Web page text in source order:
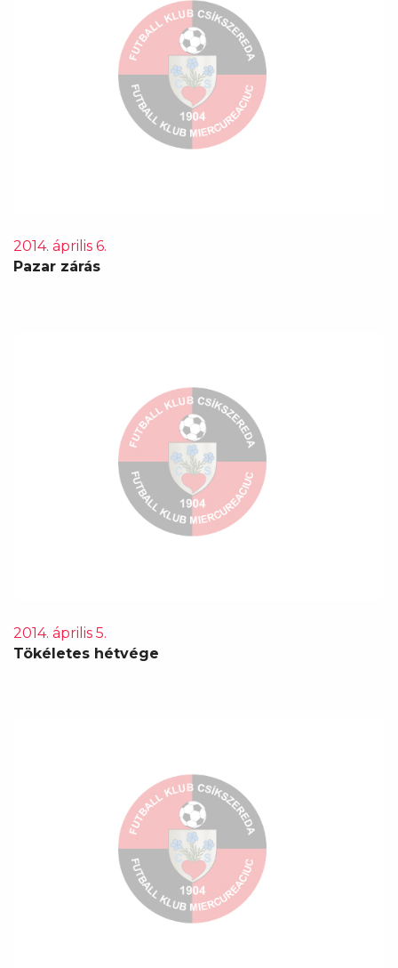
2014. április 6.
Pazar zárás
2014. április 5.
Tökéletes hétvége